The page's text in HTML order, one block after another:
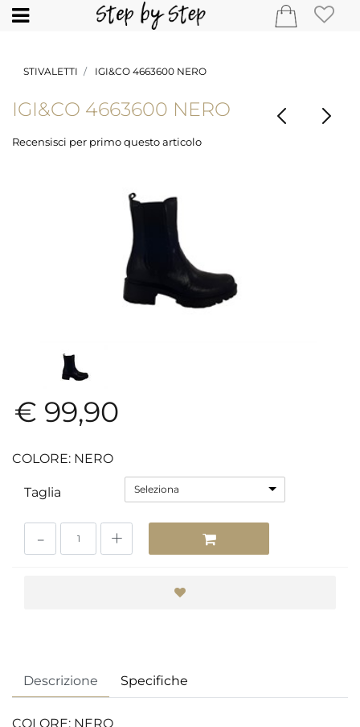
Open
STIVALETTI IGI&CO 4663600 NERO
IGI&CO 4663600 NERO
Recensisci per primo questo articolo
€ 99,90
COLORE: NERO
Taglia Seleziona
Descrizione Specifiche
COLORE: NERO